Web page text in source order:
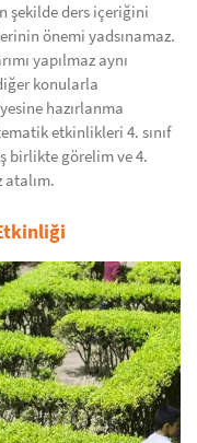
şekilde ders içeriğini
önemi yadsınamaz.
yapılmaz aynı
konularla
hazırlanma
etkinlikleri 4. sınıf
birlikte görelim ve 4.
atalım.